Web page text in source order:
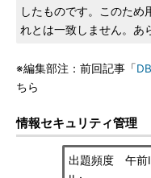
したものです。このため
れとは一致しません。あ
※編集部注：前回記事「
ちら
情報セキュリティ管理
出題頻度 午